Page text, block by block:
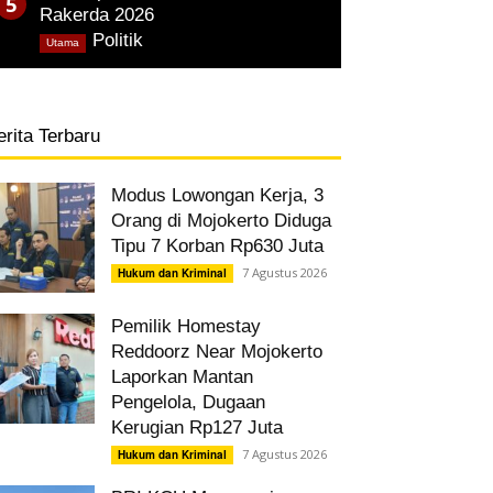
Rakerda 2026
Politik
Utama
Terbaru
Modus Lowongan Kerja, 3
Orang di Mojokerto Diduga
Tipu 7 Korban Rp630 Juta
Hukum dan Kriminal 7 Agustus 2026
Pemilik Homestay
Reddoorz Near Mojokerto
Laporkan Mantan
Pengelola, Dugaan
Kerugian Rp127 Juta
Hukum dan Kriminal 7 Agustus 2026